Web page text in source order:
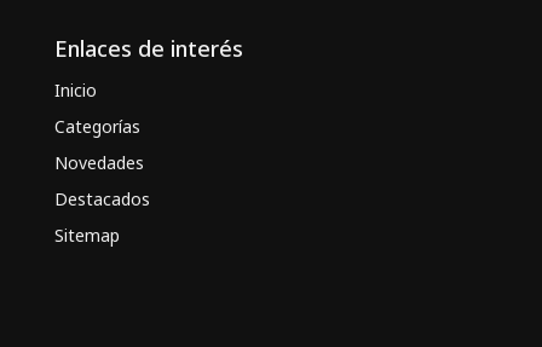
Enlaces de interés
Inicio
Categorías
Novedades
Destacados
Sitemap